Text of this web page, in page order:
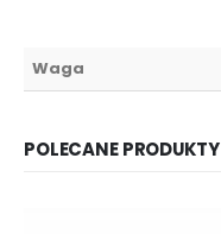
Waga
POLECANE PRODUKTY